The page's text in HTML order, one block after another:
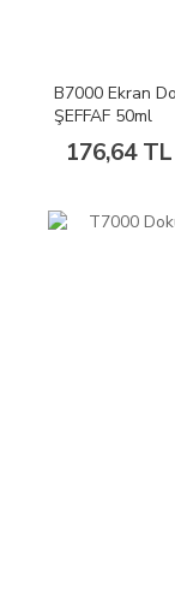
B7000 Ekran
ŞEFFAF 50ml
176,64 TL